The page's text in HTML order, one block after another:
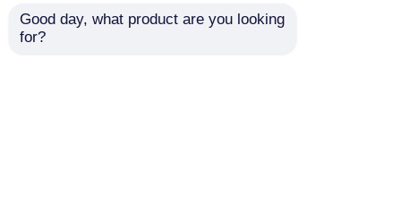
контактные контактные
Good day, what product are you looking
for?